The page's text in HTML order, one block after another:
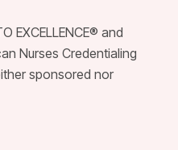
EXCELLENCE® and
Nurses Credentialing
sponsored nor